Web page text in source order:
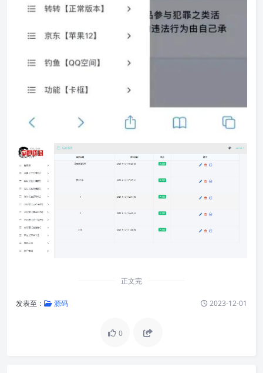
正文完
发表至： 源码 2023-12-01
0